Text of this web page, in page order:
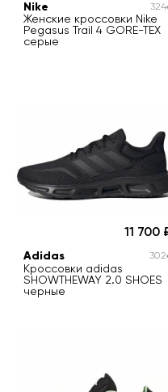
Nike
Женские кроссовки Nike
Pegasus Trail 4 GORE-TEX
серые
324
11 700
Adidas
Кроссовки adidas
SHOWTHEWAY 2.0 SHOES
черные
302